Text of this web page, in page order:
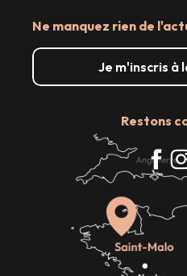
Ne manquez rien de
Je m'inscris à
Restons